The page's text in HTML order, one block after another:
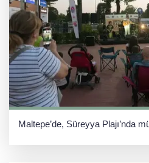
Maltepe’de, Süreyya Plajı’nda